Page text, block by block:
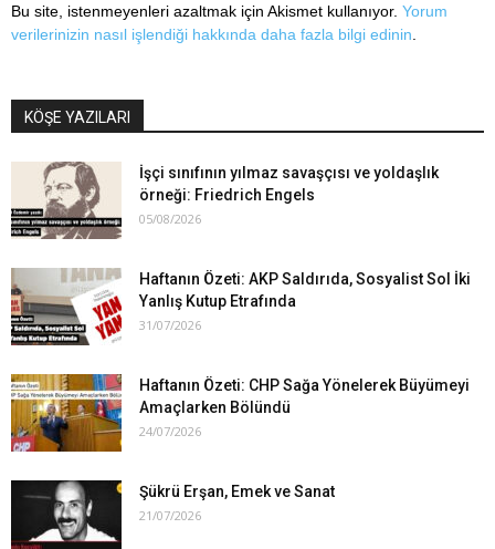
Bu site, istenmeyenleri azaltmak için Akismet kullanıyor. Yorum
verilerinizin nasıl işlendiği hakkında daha fazla bilgi edinin
KÖŞE YAZILARI
İşçi sınıfının yılmaz savaşçısı ve yoldaşlık
örneği: Friedrich Engels
05/08/2026
Haftanın Özeti: AKP Saldırıda, Sosyalist Sol İki
Yanlış Kutup Etrafında
31/07/2026
Haftanın Özeti: CHP Sağa Yönelerek Büyümeyi
Amaçlarken Bölündü
24/07/2026
Şükrü Erşan, Emek ve Sanat
21/07/2026